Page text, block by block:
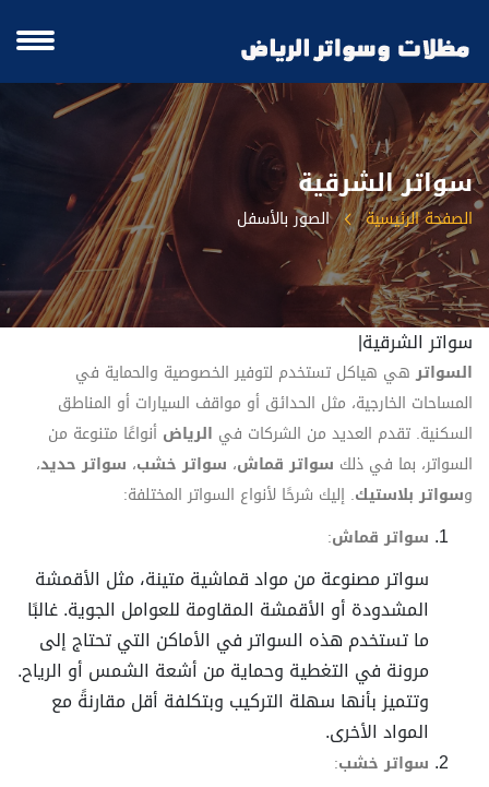
سواتر الشرقية
الصفحة الرئيسية الصور بالأسفل
سواتر الشرقية|
السواترهي هياكل تستخدم لتوفير الخصوصية والحماية في
المساحات الخارجية، مثل الحدائق أو مواقف السيارات أو المناطق
السكنية. تقدم العديد من الشركات في الرياض أنواعًا متنوعة من
السواتر، بما في ذلك سواتر قماش، سواتر خشب، سواتر حديد،
وسواتر بلاستيك. إليك شرحًا لأنواع السواتر المختلفة:
سواتر قماش:
سواتر مصنوعة من مواد قماشية متينة، مثل الأقمشة
المشدودة أو الأقمشة المقاومة للعوامل الجوية. غالبًا
ما تستخدم هذه السواتر في الأماكن التي تحتاج إلى
مرونة في التغطية وحماية من أشعة الشمس أو الرياح.
وتتميز بأنها سهلة التركيب وبتكلفة أقل مقارنةً مع
المواد الأخرى.
سواتر خشب: